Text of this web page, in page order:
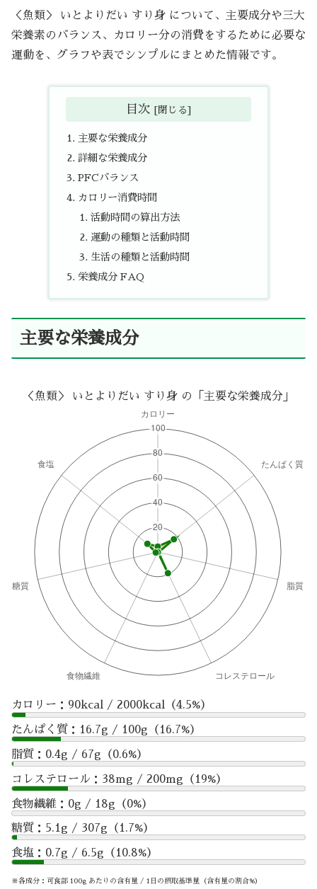
＜魚類＞ いとよりだい すり身 について、主要成分や三大
栄養素のバランス、カロリー分の消費をするために必要な
運動を、グラフや表でシンプルにまとめた情報です。
目次
主要な栄養成分
詳細な栄養成分
PFCバランス
カロリー消費時間
活動時間の算出方法
運動の種類と活動時間
生活の種類と活動時間
栄養成分 FAQ
主要な栄養成分
＜魚類＞ いとよりだい すり身 の「主要な栄養成分」
カロリー：90kcal / 2000kcal（4.5%）
たんぱく質：16.7g / 100g（16.7%）
脂質：0.4g / 67g（0.6%）
コレステロール：38mg / 200mg（19%）
食物繊維：0g / 18g（0%）
糖質：5.1g / 307g（1.7%）
食塩：0.7g / 6.5g（10.8%）
※各成分：可食部 100g あたりの含有量 / 1日の摂取基準量（含有量の割合%）